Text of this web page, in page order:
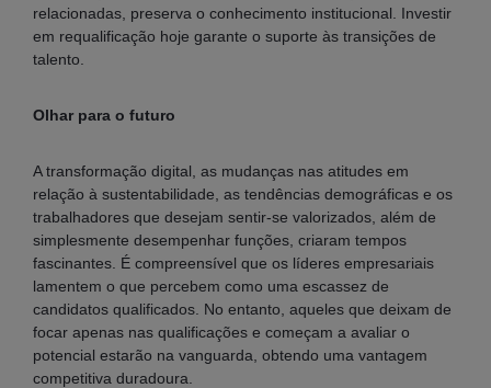
relacionadas, preserva o conhecimento institucional. Investir
em requalificação hoje garante o suporte às transições de
talento.
Olhar para o futuro
A transformação digital, as mudanças nas atitudes em
relação à sustentabilidade, as tendências demográficas e os
trabalhadores que desejam sentir-se valorizados, além de
simplesmente desempenhar funções, criaram tempos
fascinantes. É compreensível que os líderes empresariais
lamentem o que percebem como uma escassez de
candidatos qualificados. No entanto, aqueles que deixam de
focar apenas nas qualificações e começam a avaliar o
potencial estarão na vanguarda, obtendo uma vantagem
competitiva duradoura.